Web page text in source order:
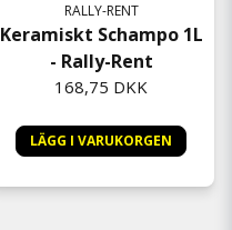
RALLY-RENT
Keramiskt Schampo 1L
- Rally-Rent
168,75 DKK
LÄGG I VARUKORGEN